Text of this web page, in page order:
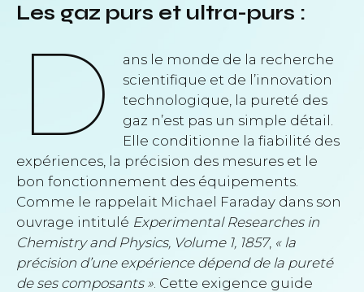
Les gaz purs et ultra-purs :
D
ans le monde de la recherche
scientifique et de l’innovation
technologique, la pureté des
gaz n’est pas un simple détail.
Elle conditionne la fiabilité des
expériences, la précision des mesures et le
bon fonctionnement des équipements.
Comme le rappelait Michael Faraday dans son
ouvrage intitulé Experimental Researches in
Chemistry and Physics, Volume 1, 1857, « la
précision d’une expérience dépend de la pureté
de ses composants ». Cette exigence guide